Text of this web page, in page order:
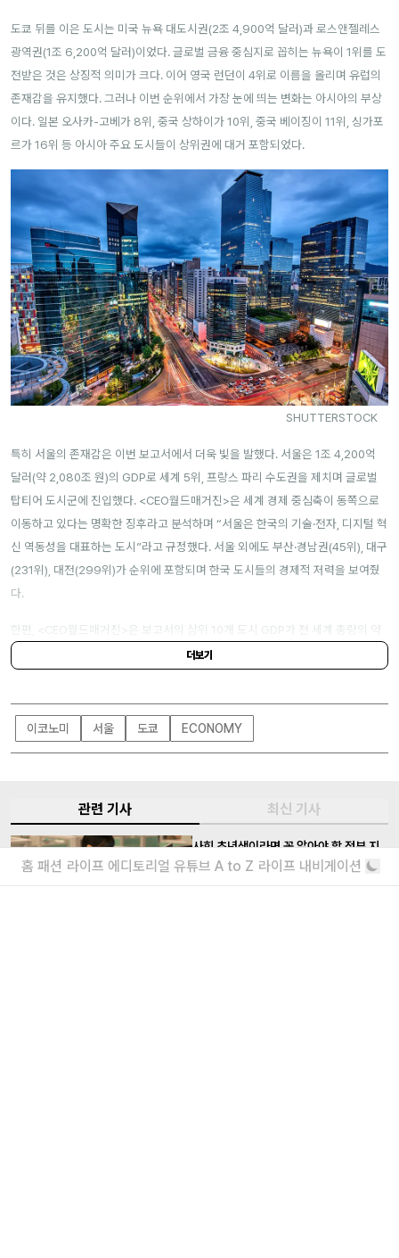
도쿄 뒤를 이은 도시는 미국 뉴욕 대도시권(2조 4,900억 달러)과 로스앤젤레스
광역권(1조 6,200억 달러)이었다. 글로벌 금융 중심지로 꼽히는 뉴욕이 1위를 도
전받은 것은 상징적 의미가 크다. 이어 영국 런던이 4위로 이름을 올리며 유럽의
존재감을 유지했다. 그러나 이번 순위에서 가장 눈에 띄는 변화는 아시아의 부상
이다. 일본 오사카-고베가 8위, 중국 상하이가 10위, 중국 베이징이 11위, 싱가포
르가 16위 등 아시아 주요 도시들이 상위권에 대거 포함되었다.
SHUTTERSTOCK
특히 서울의 존재감은 이번 보고서에서 더욱 빛을 발했다. 서울은 1조 4,200억
달러(약 2,080조 원)의 GDP로 세계 5위, 프랑스 파리 수도권을 제치며 글로벌
탑티어 도시군에 진입했다. <CEO월드매거진>은 세계 경제 중심축이 동쪽으로
이동하고 있다는 명확한 징후라고 분석하며 “서울은 한국의 기술·전자, 디지털 혁
신 역동성을 대표하는 도시”라고 규정했다. 서울 외에도 부산·경남권(45위), 대구
(231위), 대전(299위)가 순위에 포함되며 한국 도시들의 경제적 저력을 보여줬
다.
한편, <CEO월드매거진>은 보고서의 상위 10개 도시 GDP가 전 세계 총량의 약
3분의 1을 차지하고 있음을 지적하며 “세계에서 가장 부유한 도시들은 더 이상
속 가능한 생태계를 만드느냐에 달렸다”고 짚었다.
더보기
이코노미 서울 도쿄 ECONOMY
관련 기사 최신 기사
사회 초년생이라면 꼭 알아야 할 정부 지
원 혜택 6
돈 모으기 1일차
홈 패션 라이프 에디토리얼 유튜브 A to Z 라이프 내비게이션